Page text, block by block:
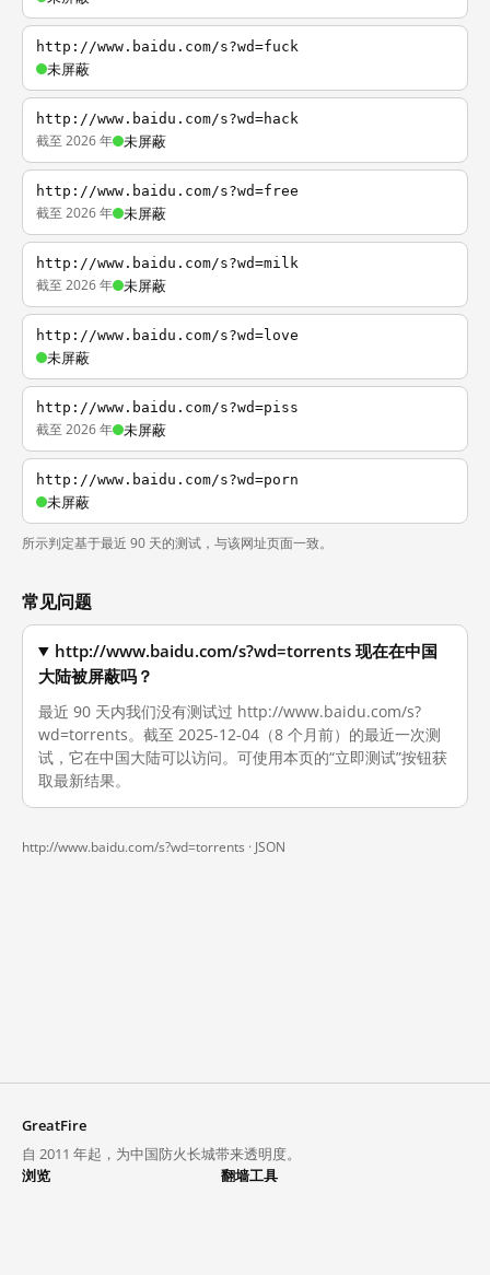
http://www.baidu.com/s?wd=fuck
未屏蔽
http://www.baidu.com/s?wd=hack
截至 2026 年 未屏蔽
http://www.baidu.com/s?wd=free
截至 2026 年 未屏蔽
http://www.baidu.com/s?wd=milk
截至 2026 年 未屏蔽
http://www.baidu.com/s?wd=love
未屏蔽
http://www.baidu.com/s?wd=piss
截至 2026 年 未屏蔽
http://www.baidu.com/s?wd=porn
未屏蔽
所示判定基于最近 90 天的测试，与该网址页面一致。
常见问题
http://www.baidu.com/s?wd=torrents 现在在中国
大陆被屏蔽吗？
最近 90 天内我们没有测试过 http://www.baidu.com/s?
wd=torrents。截至 2025-12-04（8 个月前）的最近一次测
试，它在中国大陆可以访问。可使用本页的“立即测试”按钮获
取最新结果。
http://www.baidu.com/s?wd=torrents · JSON
GreatFire
自 2011 年起，为中国防火长城带来透明度。
浏览
翻墙工具